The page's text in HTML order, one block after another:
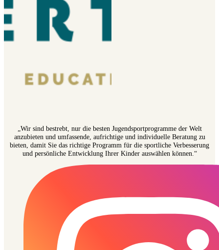
„Wir sind bestrebt, nur die besten Jugendsportprogramme der Welt
anzubieten und umfassende, aufrichtige und individuelle Beratung zu
bieten, damit Sie das richtige Programm für die sportliche Verbesserung
und persönliche Entwicklung Ihrer Kinder auswählen können.“